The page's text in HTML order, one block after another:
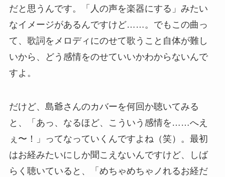
だと思うんです。「人の声を楽器にする」みたい
なイメージがあるんですけど……。でもこの曲っ
て、歌詞をメロディにのせて歌うこと自体が難し
いから、どう感情をのせていいかわからないんで
すよ。
だけど、島爺さんのカバーを何回か聴いてみる
と、「あっ、なるほど、こういう感情を……へえ
ぇ〜！」ってなっていくんですよね（笑）。最初
はお経みたいにしか聞こえないんですけど、しば
らく聴いていると、「めちゃめちゃノれるお経だ